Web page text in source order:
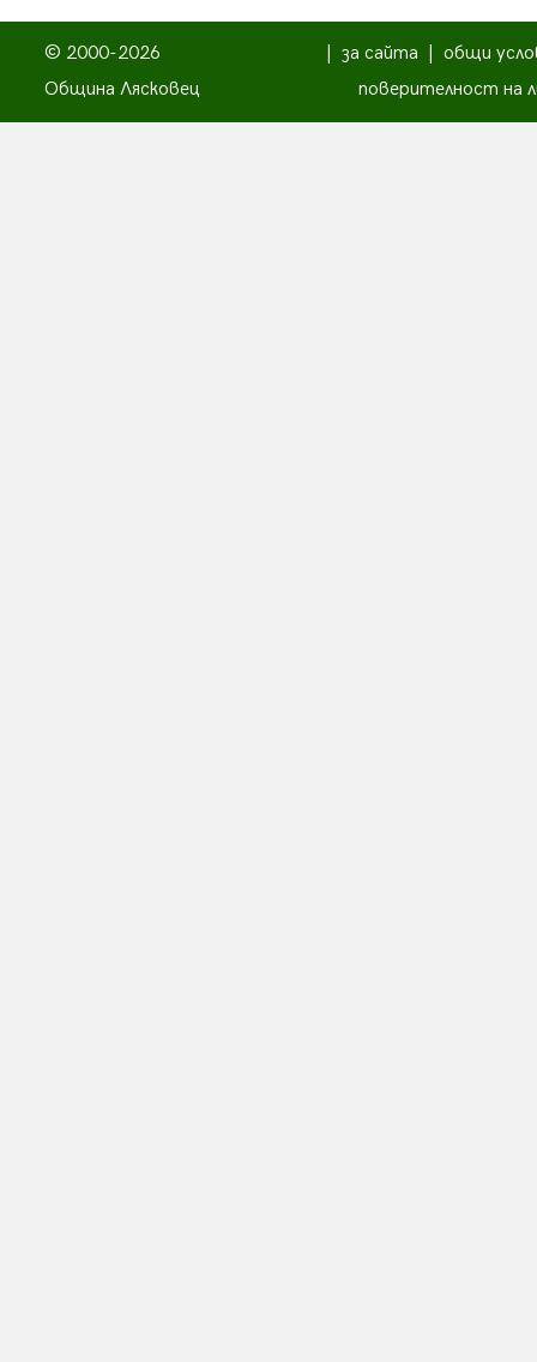
© 2000-2026
Община Лясковец
за сайта
общи
поверителност на